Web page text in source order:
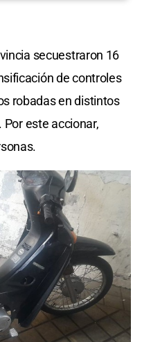
secuestraron 16
de controles
robadas en distintos
este accionar,